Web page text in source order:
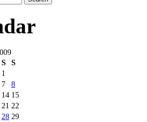
S S
1
7
8
14 15
21 22
28 29